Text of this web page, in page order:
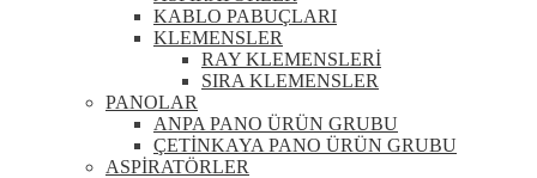
KABLO PABUÇLARI
KLEMENSLER
RAY KLEMENSLERİ
SIRA KLEMENSLER
PANOLAR
ANPA PANO ÜRÜN GRUBU
ÇETİNKAYA PANO ÜRÜN GRUBU
ASPİRATÖRLER